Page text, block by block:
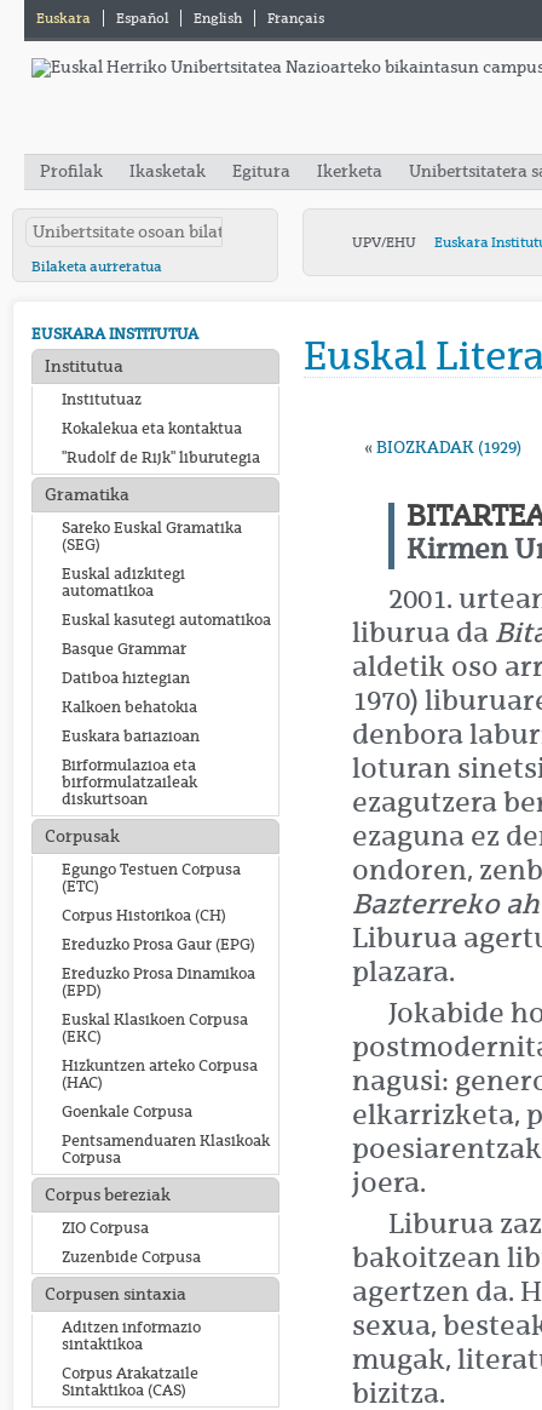
Euskara Español English Français
Profilak Ikasketak Egitura Ikerketa Unibertsitatera
Bilaketa aurreratua
UPV/EHU Euskara
EUSKARA INSTITUTUA
Institutua
Institutuaz
Kokalekua eta kontaktua
"Rudolf de Rijk" liburutegia
Gramatika
Sareko Euskal Gramatika
(SEG)
Euskal adizkitegi
automatikoa
Euskal kasutegi automatikoa
Basque Grammar
Datiboa hiztegian
Kalkoen behatokia
Euskara bariazioan
Birformulazioa eta
birformulatzaileak
diskurtsoan
Corpusak
Egungo Testuen Corpusa
(ETC)
Corpus Historikoa (CH)
Ereduzko Prosa Gaur (EPG)
Ereduzko Prosa Dinamikoa
(EPD)
Euskal Klasikoen Corpusa
(EKC)
Hizkuntzen arteko Corpusa
(HAC)
Goenkale Corpusa
Pentsamenduaren Klasikoak
Corpusa
Corpus bereziak
ZIO Corpusa
Zuzenbide Corpusa
Corpusen sintaxia
Aditzen informazio
sintaktikoa
Corpus Arakatzaile
Sintaktikoa (CAS)
Euskal
« BIOZKADAK (1929)
Kirmen
2001.
liburua da
aldetik oso
1970)
denbora
loturan
ezagutzera
ezaguna ez
ondoren,
Bazterreko
Liburua
plazara.
Jokabide
nagusi:
elkarrizketa,
joera.
Liburua
bakoitzean
agertzen da.
sexua,
mugak,
bizitza.